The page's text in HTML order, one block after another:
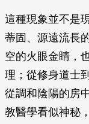
這種現象並不是
蒂固、源遠流長
空的火眼金睛，
理；從修身道士
從調和陰陽的房
教醫學看似神秘